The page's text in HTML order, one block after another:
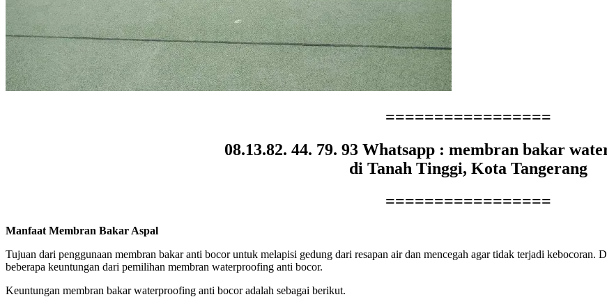
=================
08.13.82. 44. 79. 93 Whatsapp : membran bakar
di Tanah Tinggi, Kota Tangerang
=================
Manfaat Membran Bakar Aspal
Tujuan dari penggunaan membran bakar anti bocor untuk melapisi gedung dari resapan air dan mencegah agar tidak terjadi kebocoran.
beberapa keuntungan dari pemilihan membran waterproofing anti bocor.
Keuntungan membran bakar waterproofing anti bocor adalah sebagai berikut.